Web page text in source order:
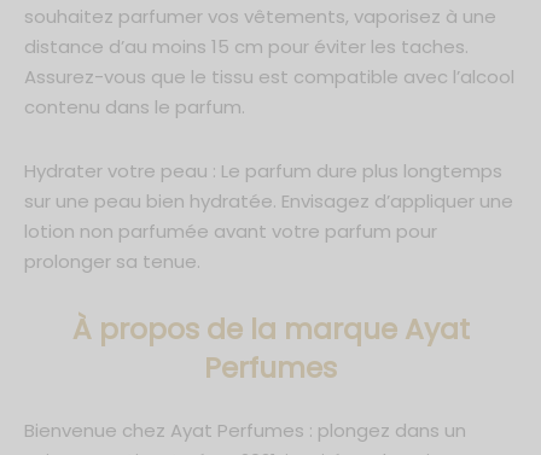
souhaitez parfumer vos vêtements, vaporisez à une
distance d’au moins 15 cm pour éviter les taches.
Assurez-vous que le tissu est compatible avec l’alcool
contenu dans le parfum.
Hydrater votre peau : Le parfum dure plus longtemps
sur une peau bien hydratée. Envisagez d’appliquer une
lotion non parfumée avant votre parfum pour
prolonger sa tenue.
À propos de la marque Ayat
Perfumes
Bienvenue chez Ayat Perfumes : plongez dans un